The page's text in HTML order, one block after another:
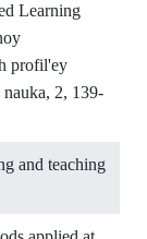
Learning
profil'ey
2, 139-
and teaching